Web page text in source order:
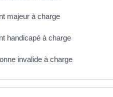
majeur à charge
handicapé à charge
invalide à charge